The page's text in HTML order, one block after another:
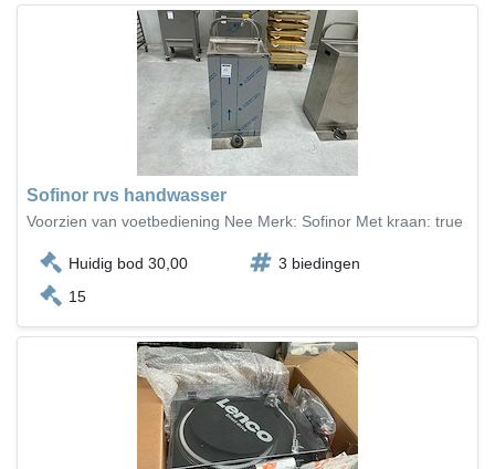
Sofinor rvs handwasser
Voorzien van voetbediening Nee Merk: Sofinor Met kraan: true
Huidig bod 30,00
3 biedingen
15